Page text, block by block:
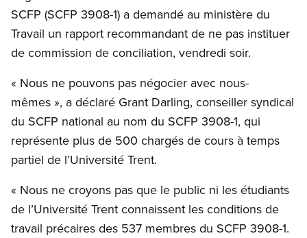
SCFP (SCFP 3908-1) a demandé au ministère du
Travail un rapport recommandant de ne pas instituer
de commission de conciliation, vendredi soir.
« Nous ne pouvons pas négocier avec nous-
mêmes », a déclaré Grant Darling, conseiller syndical
du SCFP national au nom du SCFP 3908-1, qui
représente plus de 500 chargés de cours à temps
partiel de l’Université Trent.
« Nous ne croyons pas que le public ni les étudiants
de l’Université Trent connaissent les conditions de
travail précaires des 537 membres du SCFP 3908-1.